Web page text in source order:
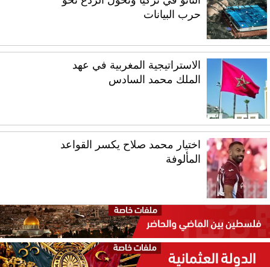
حرب البيانات
الاستراتيجية المغربية في عهد
الملك محمد السادس
اختيار محمد صلاح يكسر القواعد
المألوفة